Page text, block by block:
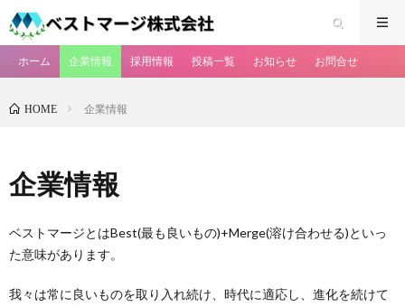
ホーム 企業情報 採用情報 投稿一覧 お知らせ お問合せ
HOME 企業情報
企業情報
ベストマージとはBest(最も良いもの)+Merge(溶け合わせる)といっ
た意味があります。
我々は常に良いものを取り入れ続け、時代に適応し、進化を続けて